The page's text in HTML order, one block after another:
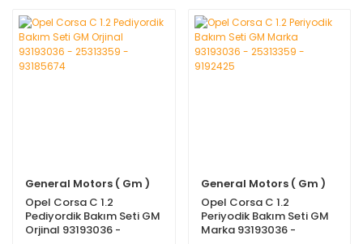
General Motors ( Gm )
Opel Corsa C 1.2
Pediyordik Bakım Seti GM
Orjinal 93193036 -
General Motors ( Gm )
Opel Corsa C 1.2
Periyodik Bakım Seti GM
Marka 93193036 -